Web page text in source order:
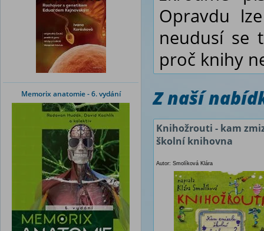
Memorix anatomie - 6. vydání
Opravdu
neudusí se
proč knihy
Z naší
Knihožrouti - kam
školní knihovna
Autor: Smolíková Klára